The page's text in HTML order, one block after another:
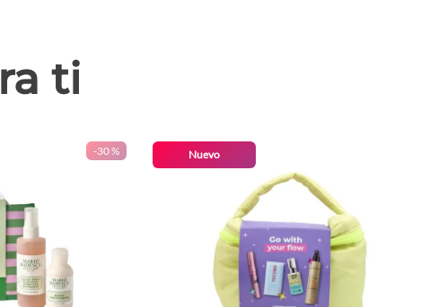
ti
-30 % Nuevo